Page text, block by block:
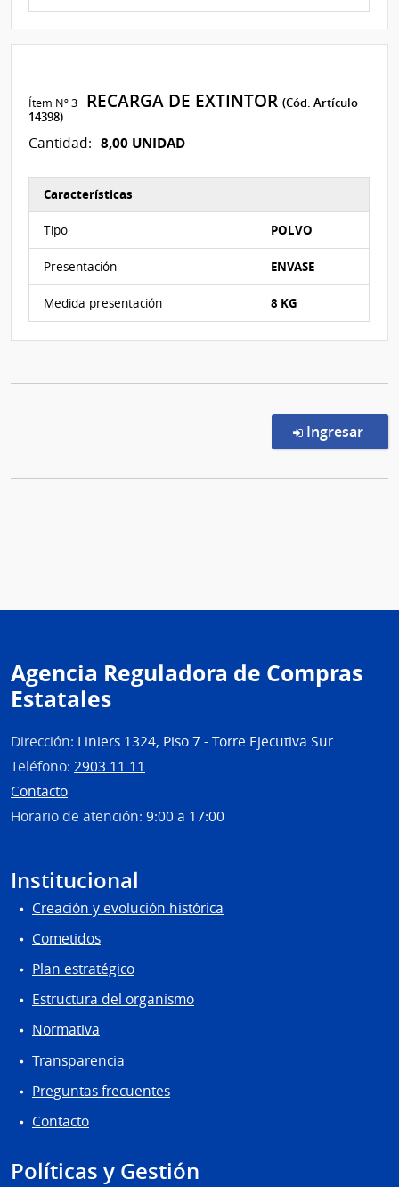
Ítem Nº 3 RECARGA DE EXTINTOR(Cód. Artículo
14398)
Cantidad: 8,00 UNIDAD
Características
Tipo POLVO
Presentación ENVASE
Medida presentación 8 KG
Ingresar
Agencia Reguladora de Compras
Estatales
Dirección: Liniers 1324, Piso 7 - Torre Ejecutiva Sur
Teléfono: 2903 11 11
Contacto
Horario de atención: 9:00 a 17:00
Institucional
Creación y evolución histórica
Cometidos
Plan estratégico
Estructura del organismo
Normativa
Transparencia
Preguntas frecuentes
Contacto
Políticas y Gestión